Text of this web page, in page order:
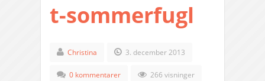
t-sommerfugl
Christina 3. december 2013
0 kommentarer 266 visninger